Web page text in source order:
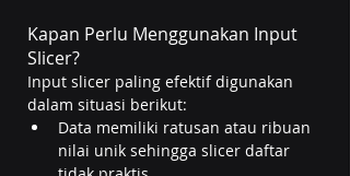
Kapan Perlu Menggunakan Input
Slicer?
Input slicer paling efektif digunakan
dalam situasi berikut:
Data memiliki ratusan atau ribuan
nilai unik sehingga slicer daftar